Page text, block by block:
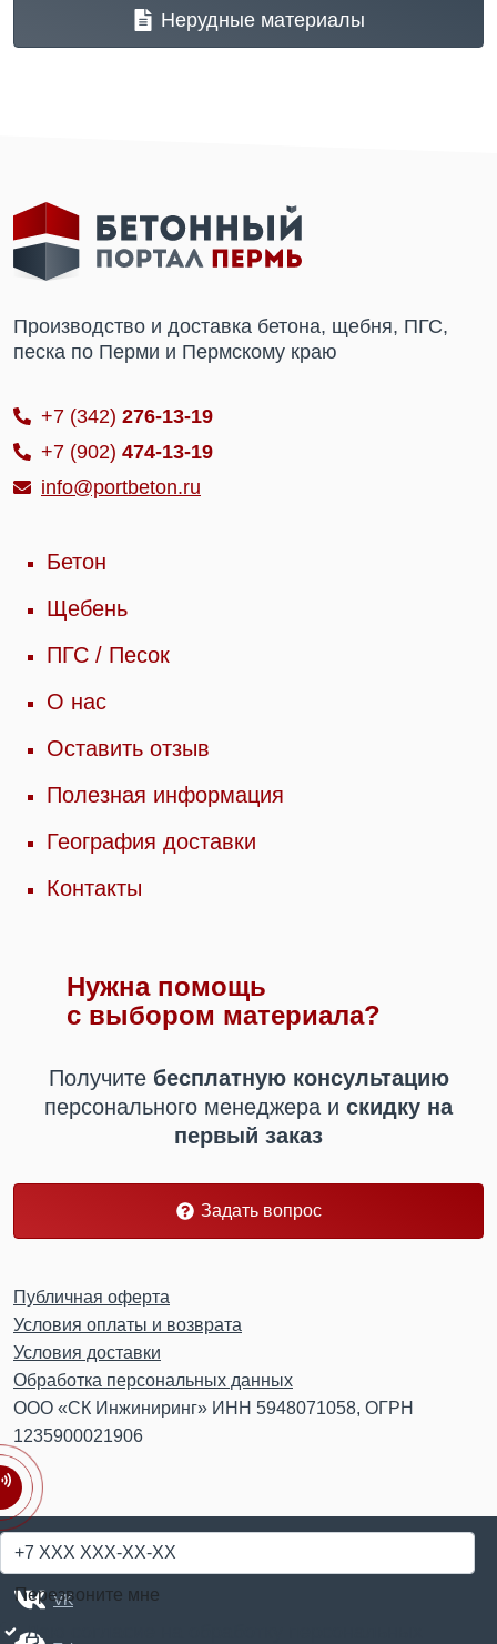
Нерудные материалы
Производство и доставка бетона, щебня, ПГС,
песка по Перми и Пермскому краю
+7 (342) 276-13-19
+7 (902) 474-13-19
info@portbeton.ru
Бетон
Щебень
ПГС / Песок
О нас
Оставить отзыв
Полезная информация
География доставки
Контакты
Нужна помощь
с выбором материала?
Получите бесплатную консультацию
персонального менеджера и скидку на
первый заказ
Задать вопрос
Публичная оферта
Условия оплаты и возврата
Условия доставки
Обработка персональных данных
ООО «СК Инжиниринг» ИНН 5948071058, ОГРН
1235900021906
© 2018-2026Бетонный портал Пермь
VK
Перезвоните мне
Даю согласие на